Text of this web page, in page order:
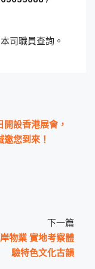
司職員查詢。
設香港展會，
您到來！
下一篇
物業 實地考察體
驗特色文化古韻